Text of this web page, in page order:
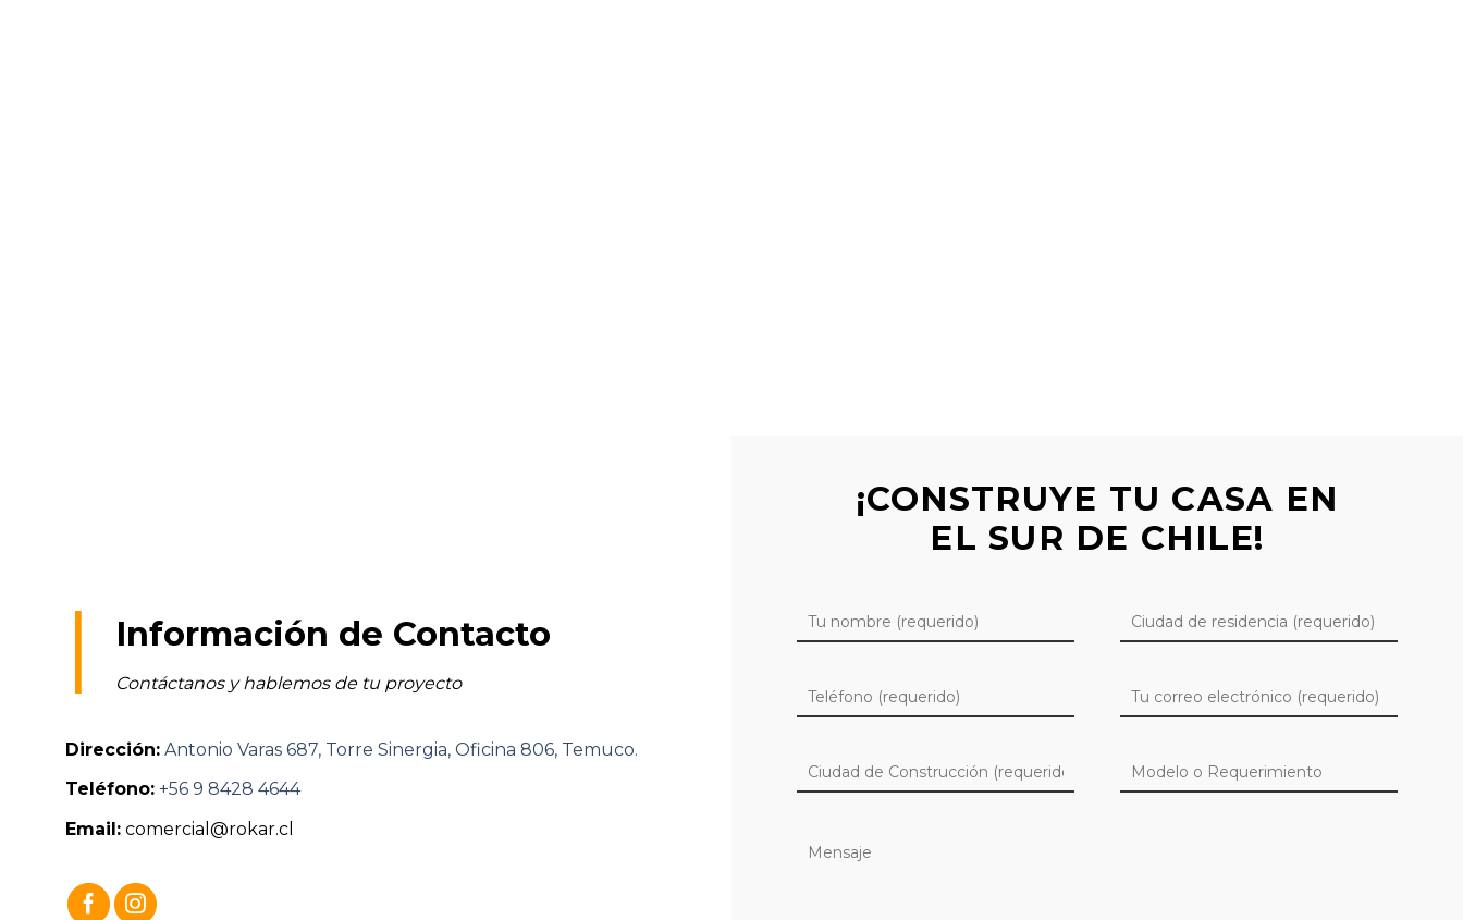
| Información de Contacto
Contáctanos y hablemos de tu proyecto
Dirección: Antonio Varas 687, Torre Sinergia, Oficina 806, Temuco.
Teléfono: +56 9 8428 4644
Email: comercial@rokar.cl
¡CONSTRUYE TU CASA EN
EL SUR DE CHILE!